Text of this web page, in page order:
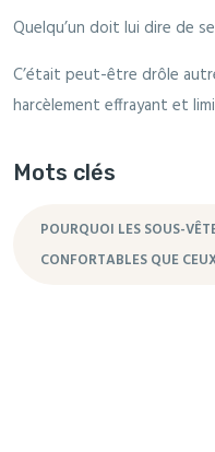
Quelqu’un doit lui dire de
C’était peut-être drôle
harcèlement effrayant et
Mots clés
POURQUOI LES SOUS-
CONFORTABLES QUE